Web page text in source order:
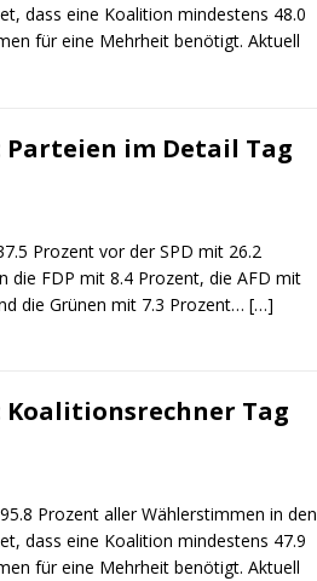
dass eine Koalition mindestens 48.0
für eine Mehrheit benötigt. Aktuell
im Detail Tag
Prozent vor der SPD mit 26.2
die FDP mit 8.4 Prozent, die AFD mit
die Grünen mit 7.3 Prozent… […]
Tag
Prozent aller Wählerstimmen in den
dass eine Koalition mindestens 47.9
für eine Mehrheit benötigt. Aktuell